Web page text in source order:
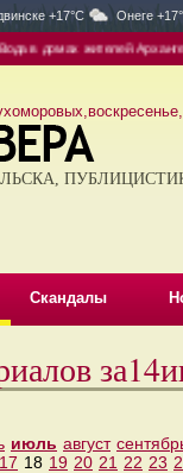
+17°C Онеге
в домах жителей
Скандалы
июль август
17 18 19 20 21 22 23